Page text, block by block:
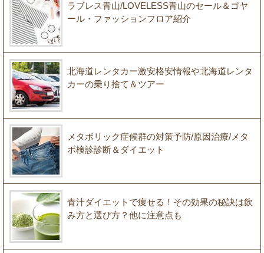
ラブレス青山/LOVELESS青山のセール＆ゴヤ
ール・ファッションフロア紹介
北海道レンタカー激安格安情報や北海道レンタ
カーの乗り捨て＆ツアー
メタボリック症候群の対策予防/原因治療/メタ
ボ検診診断＆ダイエット
青汁ダイエットで痩せる！その効果の秘訣は飲
み方と選び方？他に注意点も